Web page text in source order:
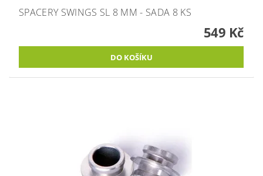
SPACERY SWINGS SL 8 MM - SADA 8 KS
549 Kč